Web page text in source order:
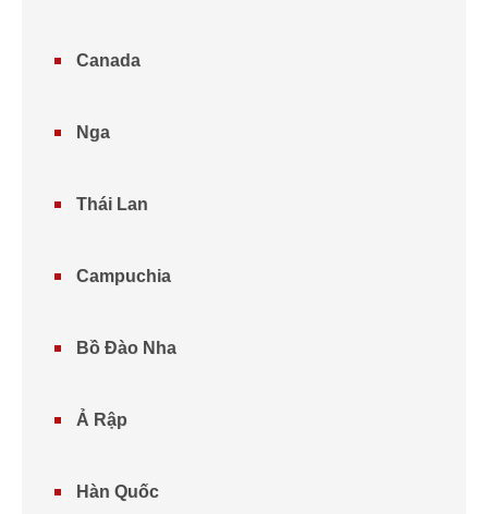
Canada
Nga
Thái Lan
Campuchia
Bồ Đào Nha
Ả Rập
Hàn Quốc